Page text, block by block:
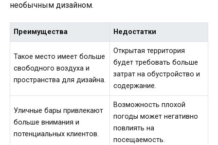
необычным дизайном.
Преимущества Недостатки
Такое место имеет больше
свободного воздуха и
пространства для дизайна.
Открытая территория
будет требовать больше
затрат на обустройство и
содержание.
Уличные бары привлекают
больше внимания и
потенциальных клиентов.
Возможность плохой
погоды может негативно
повлиять на
посещаемость.